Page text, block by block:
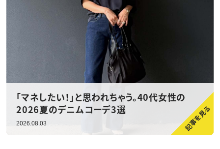
「マネしたい！」と思われちゃう。40代女性の
2026夏のデニムコーデ3選
2026.08.03